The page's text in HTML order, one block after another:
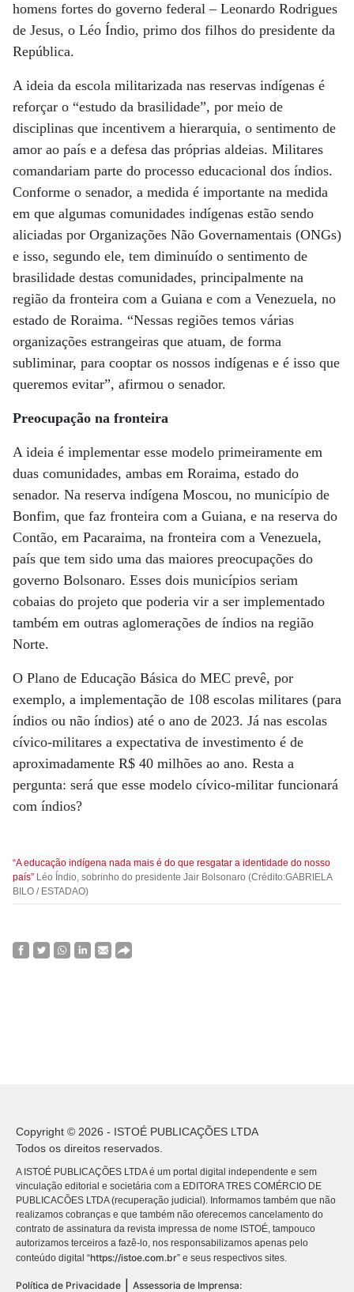
homens fortes do governo federal – Leonardo Rodrigues
de Jesus, o Léo Índio, primo dos filhos do presidente da
República.
A ideia da escola militarizada nas reservas indígenas é
reforçar o “estudo da brasilidade”, por meio de
disciplinas que incentivem a hierarquia, o sentimento de
amor ao país e a defesa das próprias aldeias. Militares
comandariam parte do processo educacional dos índios.
Conforme o senador, a medida é importante na medida
em que algumas comunidades indígenas estão sendo
aliciadas por Organizações Não Governamentais (ONGs)
e isso, segundo ele, tem diminuído o sentimento de
brasilidade destas comunidades, principalmente na
região da fronteira com a Guiana e com a Venezuela, no
estado de Roraima. “Nessas regiões temos várias
organizações estrangeiras que atuam, de forma
subliminar, para cooptar os nossos indígenas e é isso que
queremos evitar”, afirmou o senador.
Preocupação na fronteira
A ideia é implementar esse modelo primeiramente em
duas comunidades, ambas em Roraima, estado do
senador. Na reserva indígena Moscou, no município de
Bonfim, que faz fronteira com a Guiana, e na reserva do
Contão, em Pacaraima, na fronteira com a Venezuela,
país que tem sido uma das maiores preocupações do
governo Bolsonaro. Esses dois municípios seriam
cobaias do projeto que poderia vir a ser implementado
também em outras aglomerações de índios na região
Norte.
O Plano de Educação Básica do MEC prevê, por
exemplo, a implementação de 108 escolas militares (para
índios ou não índios) até o ano de 2023. Já nas escolas
cívico-militares a expectativa de investimento é de
aproximadamente R$ 40 milhões ao ano. Resta a
pergunta: será que esse modelo cívico-militar funcionará
com índios?
“A educação indígena nada mais é do que resgatar a identidade do nosso
país” Léo Índio, sobrinho do presidente Jair Bolsonaro (Crédito:GABRIELA
BILO / ESTADAO)
Copyright © 2026 - ISTOÉ PUBLICAÇÕES LTDA
Todos os direitos reservados.
A ISTOÉ PUBLICAÇÕES LTDA é um portal digital independente e sem
vinculação editorial e societária com a EDITORA TRES COMÉRCIO DE
PUBLICACÕES LTDA (recuperação judicial). Informamos também que não
realizamos cobranças e que também não oferecemos cancelamento do
contrato de assinatura da revista impressa de nome ISTOÉ, tampouco
autorizamos terceiros a fazê-lo, nos responsabilizamos apenas pelo
conteúdo digital “https://istoe.com.br” e seus respectivos sites.
Política de Privacidade Assessoria de Imprensa: